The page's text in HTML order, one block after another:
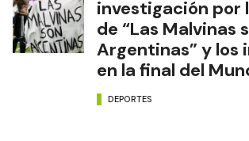
investigación por
de “Las Malvinas
Argentinas” y los
en la final del
DEPORTES